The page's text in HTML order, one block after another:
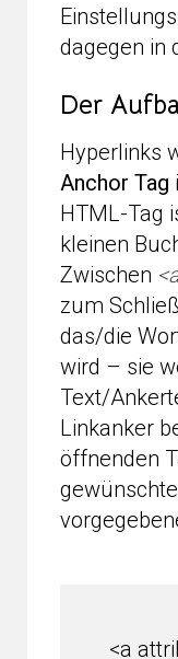
dagegen in
Der
Hyperlinks
Anchor Tag
HTML-Tag
kleinen
Zwischen
zum
das/die
wird – sie
Text/
Linkanker
öffnenden
<a